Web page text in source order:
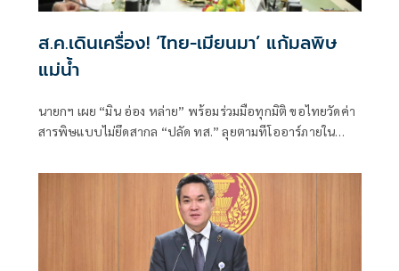
ส.ค.เดินเครื่อง! ‘ไทย-เมียนมา’ แก้มลพิษ
แม่นํ้า
นายกฯ เผย “มิน อ่อง หล่าย” พร้อมร่วมมือทุกมิติ ขอไทยวัดค่า
สารพิษแบบไม่ยึดสากล “ปลัด ทส.” ลุยตามทีโออาร์ภายใน
การทูตไทยบนเวทีโลก